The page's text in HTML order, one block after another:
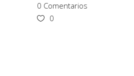
0 Comentarios
0